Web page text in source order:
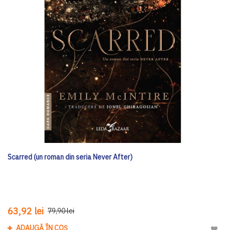
Scarred (un roman din seria Never After)
63,92 lei 79,90 lei
ADAUGĂ ÎN COȘ